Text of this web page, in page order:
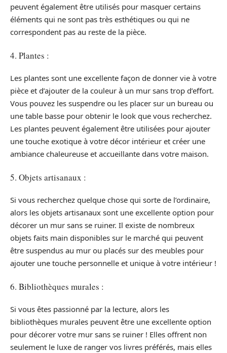
peuvent également être utilisés pour masquer certains
éléments qui ne sont pas très esthétiques ou qui ne
correspondent pas au reste de la pièce.
4. Plantes :
Les plantes sont une excellente façon de donner vie à votre
pièce et d’ajouter de la couleur à un mur sans trop d’effort.
Vous pouvez les suspendre ou les placer sur un bureau ou
une table basse pour obtenir le look que vous recherchez.
Les plantes peuvent également être utilisées pour ajouter
une touche exotique à votre décor intérieur et créer une
ambiance chaleureuse et accueillante dans votre maison.
5. Objets artisanaux :
Si vous recherchez quelque chose qui sorte de l’ordinaire,
alors les objets artisanaux sont une excellente option pour
décorer un mur sans se ruiner. Il existe de nombreux
objets faits main disponibles sur le marché qui peuvent
être suspendus au mur ou placés sur des meubles pour
ajouter une touche personnelle et unique à votre intérieur !
6. Bibliothèques murales :
Si vous êtes passionné par la lecture, alors les
bibliothèques murales peuvent être une excellente option
pour décorer votre mur sans se ruiner ! Elles offrent non
seulement le luxe de ranger vos livres préférés, mais elles